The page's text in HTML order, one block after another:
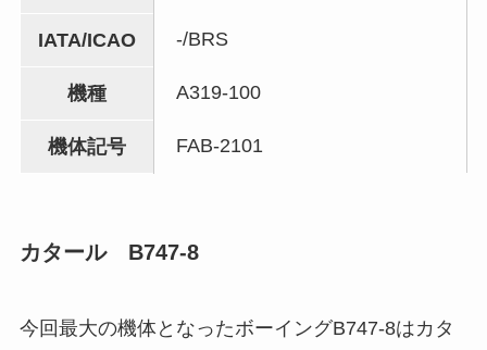
IATA/ICAO -/BRS
機種 A319-100
機体記号 FAB-2101
カタール B747-8
今回最大の機体となったボーイングB747-8はカタ